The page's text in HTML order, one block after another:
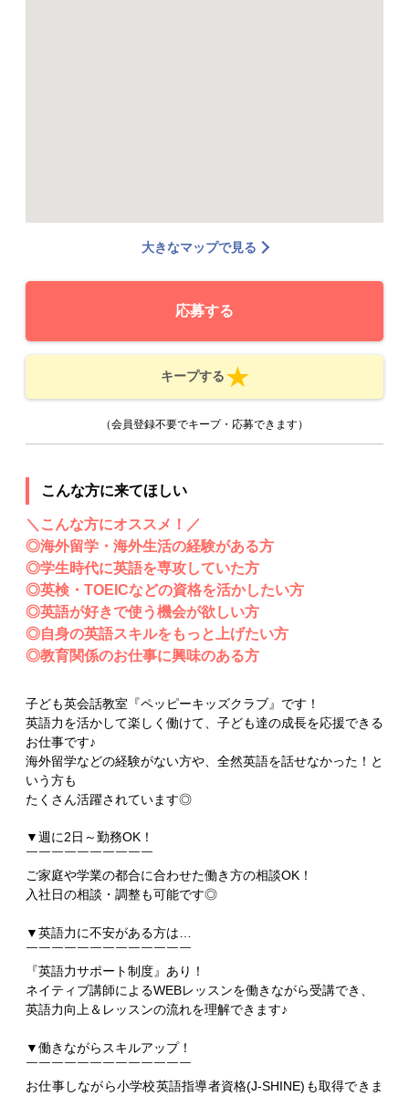
大きなマップで見る
応募する
キープする
（会員登録不要でキープ・応募できます）
こんな方に来てほしい
＼こんな方にオススメ！／
◎海外留学・海外生活の経験がある方
◎学生時代に英語を専攻していた方
◎英検・TOEICなどの資格を活かしたい方
◎英語が好きで使う機会が欲しい方
◎自身の英語スキルをもっと上げたい方
◎教育関係のお仕事に興味のある方
子ども英会話教室『ペッピーキッズクラブ』です！
英語力を活かして楽しく働けて、子ども達の成長を応援できる
お仕事です♪
海外留学などの経験がない方や、全然英語を話せなかった！と
いう方も
たくさん活躍されています◎
▼週に2日～勤務OK！
￣￣￣￣￣￣￣￣￣￣
ご家庭や学業の都合に合わせた働き方の相談OK！
入社日の相談・調整も可能です◎
▼英語力に不安がある方は…
￣￣￣￣￣￣￣￣￣￣￣￣￣
『英語力サポート制度』あり！
ネイティブ講師によるWEBレッスンを働きながら受講でき、
英語力向上＆レッスンの流れを理解できます♪
▼働きながらスキルアップ！
￣￣￣￣￣￣￣￣￣￣￣￣￣
お仕事しながら小学校英語指導者資格(J-SHINE)も取得できま